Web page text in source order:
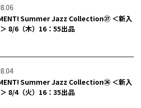
Summer Jazz Collection㉗ ＜新入
8/6（木）16：55出品
Summer Jazz Collection㉖ ＜新入
8/4（火）16：35出品